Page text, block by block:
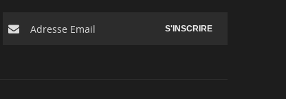
S'INSCRIRE